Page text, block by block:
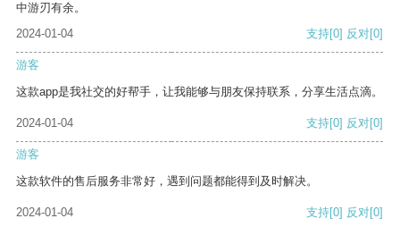
中游刃有余。
2024-01-04
支持[0] 反对[0]
游客
这款app是我社交的好帮手，让我能够与朋友保持联系，分享生活点滴。
2024-01-04 支持[0] 反对[0]
游客
这款软件的售后服务非常好，遇到问题都能得到及时解决。
2024-01-04 支持[0] 反对[0]